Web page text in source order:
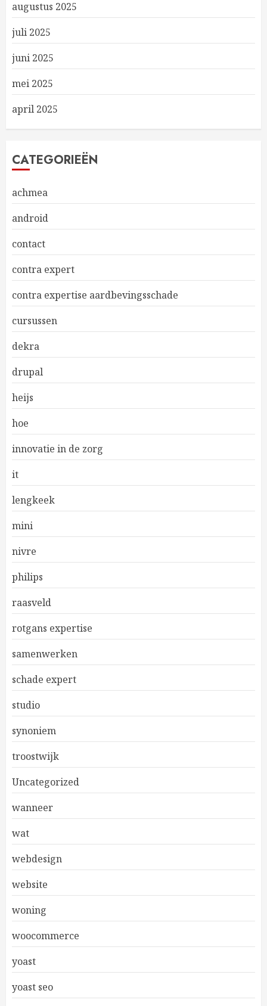
augustus 2025
juli 2025
juni 2025
mei 2025
april 2025
CATEGORIEËN
achmea
android
contact
contra expert
contra expertise aardbevingsschade
cursussen
dekra
drupal
heijs
hoe
innovatie in de zorg
it
lengkeek
mini
nivre
philips
raasveld
rotgans expertise
samenwerken
schade expert
studio
synoniem
troostwijk
Uncategorized
wanneer
wat
webdesign
website
woning
woocommerce
yoast
yoast seo